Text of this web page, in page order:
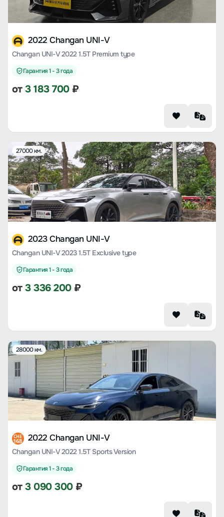
2022 Changan UNI-V
Changan UNI-V 2022 1.5T Premium type
Гарантия 1 - 3 года
от3 183 700₽
27000 км.
2023 Changan UNI-V
Changan UNI-V 2023 1.5T Exclusive type
Гарантия 1 - 3 года
от3 336 200₽
28000 км.
CHE
168 2022 Changan UNI-V
Changan UNI-V 2022 1.5T Sports Version
Гарантия 1 - 3 года
от3 090 300₽